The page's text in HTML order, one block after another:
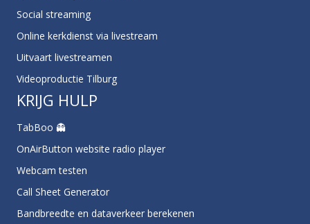
Social streaming
Online kerkdienst via livestream
Uitvaart livestreamen
Videoproductie Tilburg
KRIJG HULP
TabBoo 👻
OnAirButton website radio player
Webcam testen
Call Sheet Generator
Bandbreedte en dataverkeer berekenen